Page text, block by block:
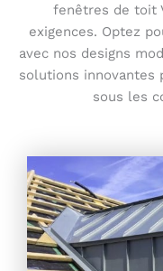
fenêtres de toit
exigences. Optez
avec nos designs
solutions innovantes
sous les